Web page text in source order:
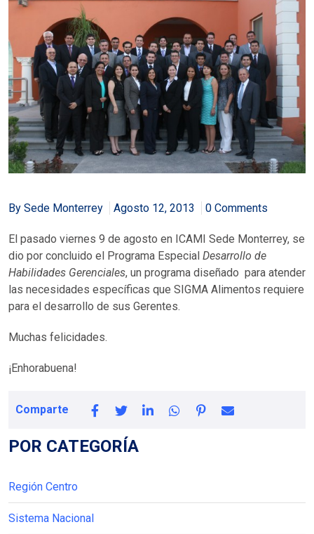
By Sede Monterrey Agosto 12, 2013 0 Comments
El pasado viernes 9 de agosto en ICAMI Sede Monterrey, se
dio por concluido el Programa Especial Desarrollo de
Habilidades Gerenciales, un programa diseñado para atender
las necesidades específicas que SIGMA Alimentos requiere
para el desarrollo de sus Gerentes.
Muchas felicidades.
¡Enhorabuena!
Comparte
POR CATEGORÍA
Región Centro
Sistema Nacional